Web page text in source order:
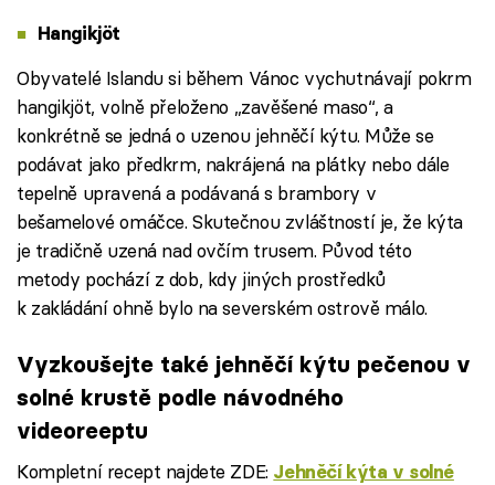
Hangikjöt
Obyvatelé Islandu si během Vánoc vychutnávají pokrm
hangikjöt, volně přeloženo „zavěšené maso“, a
konkrétně se jedná o uzenou jehněčí kýtu. Může se
podávat jako předkrm, nakrájená na plátky nebo dále
tepelně upravená a podávaná s brambory v
bešamelové omáčce. Skutečnou zvláštností je, že kýta
je tradičně uzená nad ovčím trusem. Původ této
metody pochází z dob, kdy jiných prostředků
k zakládání ohně bylo na severském ostrově málo.
Vyzkoušejte také jehněčí kýtu pečenou v
solné krustě podle návodného
videoreeptu
Kompletní recept najdete ZDE: Jehněčí kýta v solné